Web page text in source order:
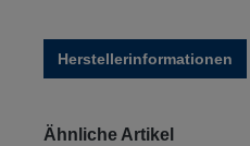
Herstellerinformationen
Produktgalerie überspringen
Ähnliche Artikel